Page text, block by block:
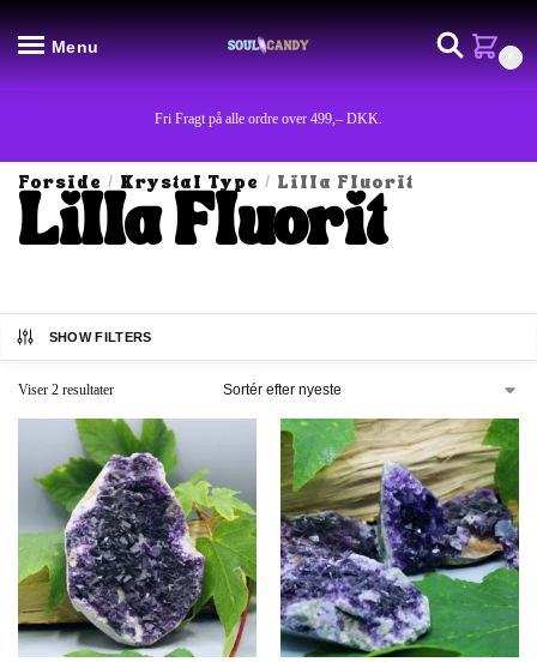
Menu
Fri Fragt på alle ordre over 499,– DKK.
Forside / Krystal Type / Lilla Fluorit
Lilla Fluorit
SHOW FILTERS
Viser 2 resultater